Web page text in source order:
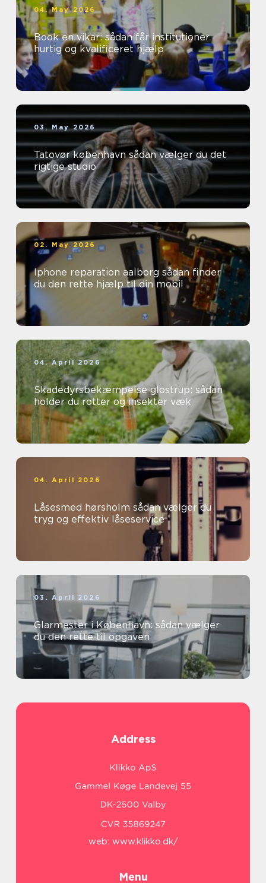
04. May 2026
Book en vikar: sådan får institutioner
hurtig og kvalificeret hjælp
03. May 2026
Tatovør københavn sådan vælger du det
rigtige studio
02. May 2026
Iphone reparation aalborg sådan finder
du den rette hjælp til din mobil
04. April 2026
Skadedyrsbekæmpelse glostrup: sådan
holder du rotter og insekter væk
04. April 2026
Låsesmed hørsholm sådan vælger du
tryg og effektiv låseservice
03. April 2026
Glarmester i København: sådan vælger
du den rette til opgaven
Address
web: www.klikko.dk/
Menu